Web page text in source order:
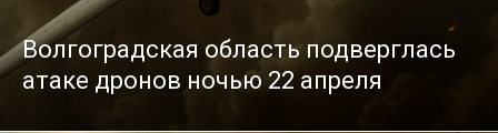
Волгоградская область подверглась
атаке дронов ночью 22 апреля